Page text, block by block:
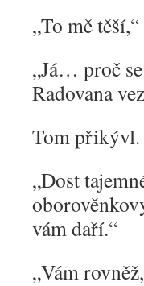
„To mě
„Já… proč
Radovana
Tom přikývl.
„Dost
vám daří.“
„Vám